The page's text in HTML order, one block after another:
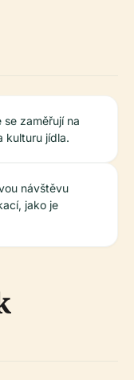
se zaměřují na
kulturu jídla.
návštěvu
jako je